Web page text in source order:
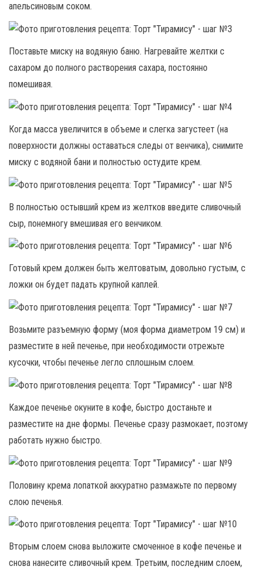
апельсиновым соком.
Поставьте миску на водяную баню. Нагревайте желтки с
сахаром до полного растворения сахара, постоянно
помешивая.
Когда масса увеличится в объеме и слегка загустеет (на
поверхности должны оставаться следы от венчика), снимите
миску с водяной бани и полностью остудите крем.
В полностью остывший крем из желтков введите сливочный
сыр, понемногу вмешивая его венчиком.
Готовый крем должен быть желтоватым, довольно густым, с
ложки он будет падать крупной каплей.
Возьмите разъемную форму (моя форма диаметром 19 см) и
разместите в ней печенье, при необходимости отрежьте
кусочки, чтобы печенье легло сплошным слоем.
Каждое печенье окуните в кофе, быстро достаньте и
разместите на дне формы. Печенье сразу размокает, поэтому
работать нужно быстро.
Половину крема лопаткой аккуратно размажьте по первому
слою печенья.
Вторым слоем снова выложите смоченное в кофе печенье и
снова нанесите сливочный крем. Третьим, последним слоем,